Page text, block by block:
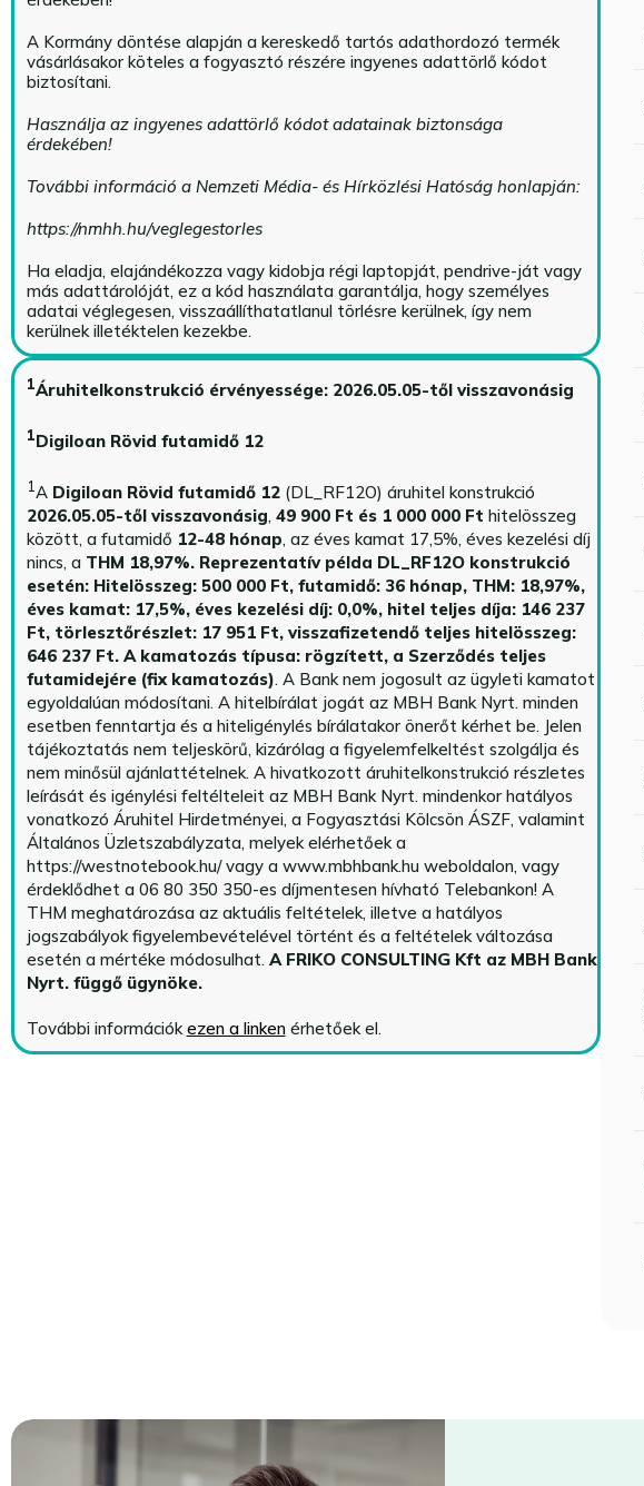
A Kormány döntése alapján a kereskedő tartós adathordozó termék
vásárlásakor köteles a fogyasztó részére ingyenes adattörlő kódot
biztosítani.
Használja az ingyenes adattörlő kódot adatainak biztonsága
érdekében!
További információ a Nemzeti Média- és Hírközlési Hatóság honlapján:
https://nmhh.hu/veglegestorles
Ha eladja, elajándékozza vagy kidobja régi laptopját, pendrive-ját vagy
más adattárolóját, ez a kód használata garantálja, hogy személyes
adatai véglegesen, visszaállíthatatlanul törlésre kerülnek, így nem
kerülnek illetéktelen kezekbe.
1Áruhitelkonstrukció érvényessége: 2026.05.05-től visszavonásig
1Digiloan Rövid futamidő 12
1A Digiloan Rövid futamidő 12(DL_RF12O) áruhitel konstrukció
2026.05.05-től visszavonásig, 49 900 Ft és 1 000 000 Ft hitelösszeg
között, a futamidő 12-48 hónap, az éves kamat 17,5%, éves kezelési díj
nincs, a THM 18,97%. Reprezentatív példa DL_RF12O konstrukció
esetén: Hitelösszeg: 500 000 Ft, futamidő: 36 hónap, THM: 18,97%,
éves kamat: 17,5%, éves kezelési díj: 0,0%, hitel teljes díja: 146 237
Ft, törlesztőrészlet: 17 951 Ft, visszafizetendő teljes hitelösszeg:
646 237 Ft. A kamatozás típusa: rögzített, a Szerződés teljes
futamidejére (fix kamatozás). A Bank nem jogosult az ügyleti kamatot
egyoldalúan módosítani. A hitelbírálat jogát az MBH Bank Nyrt. minden
esetben fenntartja és a hiteligénylés bírálatakor önerőt kérhet be. Jelen
tájékoztatás nem teljeskörű, kizárólag a figyelemfelkeltést szolgálja és
nem minősül ajánlattételnek. A hivatkozott áruhitelkonstrukció részletes
leírását és igénylési feltélteleit az MBH Bank Nyrt. mindenkor hatályos
vonatkozó Áruhitel Hirdetményei, a Fogyasztási Kölcsön ÁSZF, valamint
Általános Üzletszabályzata, melyek elérhetőek a
https://westnotebook.hu/vagy a www.mbhbank.hu weboldalon, vagy
érdeklődhet a 06 80 350 350-es díjmentesen hívható Telebankon! A
THM meghatározása az aktuális feltételek, illetve a hatályos
jogszabályok figyelembevételével történt és a feltételek változása
esetén a mértéke módosulhat. A FRIKO CONSULTING Kft az MBH Bank
Nyrt. függő ügynöke.
További információk ezen a linkenérhetőek el.